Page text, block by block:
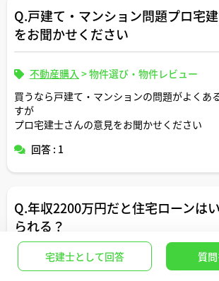
Q.戸建て・マンション問題プロ宅
をお聞かせください
不動産購入 >物件選び・物件レビュー
買うなら戸建て・マンションの問題がよくあ
すが
プロ宅建士さんの意見をお聞かせください
回答 : 1
Q.年収2200万円だと住宅ローンは
られる？
不動産購入>住宅ローン・金利
宅建士として回答 質